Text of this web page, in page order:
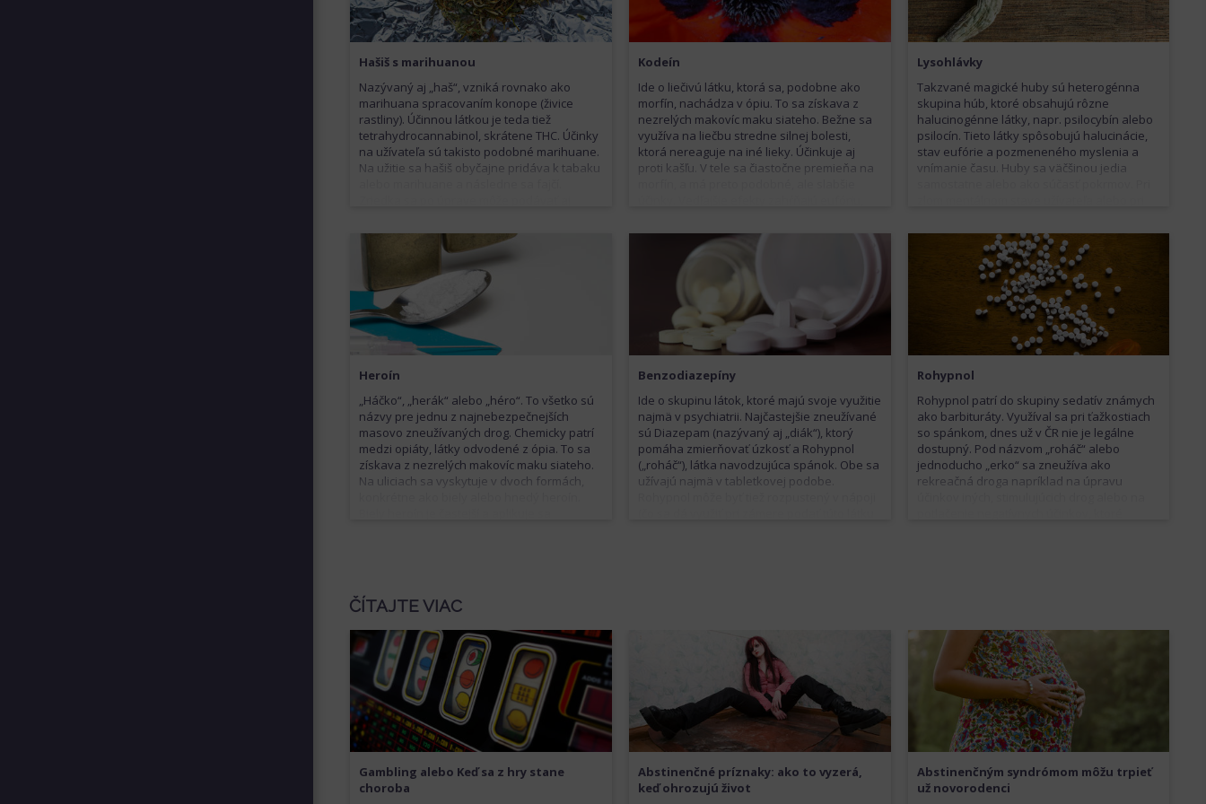
Hašiš s marihuanou
Nazývaný aj „haš“, vzniká rovnako ako
marihuana spracovaním konope (živice
rastliny). Účinnou látkou je teda tiež
tetrahydrocannabinol, skrátene THC. Účinky
na užívateľa sú takisto podobné marihuane.
Na užitie sa hašiš obyčajne pridáva k tabaku
ako aj hašiš môžu byť pre užívateľa cestou k
tvrdším drogám a THC v nich sa
nachádzajúce spôsobuje psychickú
závislosť.
Kodeín
Ide o liečivú látku, ktorá sa, podobne ako
morfín, nachádza v ópiu. To sa získava z
nezrelých makovíc maku siateho. Bežne sa
využíva na liečbu stredne silnej bolesti,
ktorá nereaguje na iné lieky. Účinkuje aj
proti kašľu. V tele sa čiastočne premieňa na
pôsobí tlmivo a spôsobuje ospalosť a
únavu. Predávkovanie, hlavne pri
kombinácii s alkoholom, môže viesť k smrti
zástavou dýchania. Na rozdiel od morfínu
nie je taký návykový.
Lysohlávky
Takzvané magické huby sú heterogénna
skupina húb, ktoré obsahujú rôzne
halucinogénne látky, napr. psilocybín alebo
psilocín. Tieto látky spôsobujú halucinácie,
stav eufórie a pozmeneného myslenia a
vnímanie času. Huby sa väčšinou jedia
nevoľnosť a záchvaty paniky.
Heroín
„Háčko“, „herák“ alebo „héro“. To všetko sú
názvy pre jednu z najnebezpečnejších
masovo zneužívaných drog. Chemicky patrí
medzi opiáty, látky odvodené z ópia. To sa
získava z nezrelých makovíc maku siateho.
Na uliciach sa vyskytuje v dvoch formách,
Benzodiazepíny
Ide o skupinu látok, ktoré majú svoje využitie
najmä v psychiatrii. Najčastejšie zneužívané
sú Diazepam (nazývaný aj „diák“), ktorý
pomáha zmierňovať úzkosť a Rohypnol
(„roháč“), látka navodzujúca spánok. Obe sa
užívajú najmä v tabletkovej podobe.
Rohypnol
Rohypnol patrí do skupiny sedatív známych
ako barbituráty. Využíval sa pri ťažkostiach
so spánkom, dnes už v ČR nie je legálne
dostupný. Pod názvom „roháč“ alebo
jednoducho „erko“ sa zneužíva ako
rekreačná droga napríklad na úpravu
naň silná psychická aj fyzická závislosť.
ČÍTAJTE VIAC
Gambling alebo Keď sa z hry stane
choroba
Abstinenčné príznaky: ako to vyzerá,
keď ohrozujú život
Abstinenčným syndrómom môžu trpieť
už novorodenci